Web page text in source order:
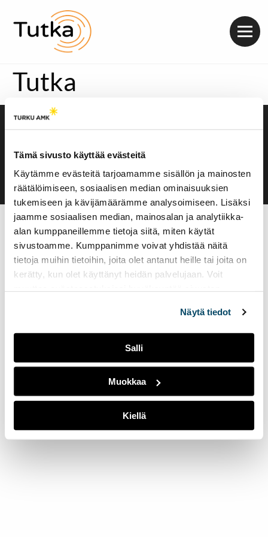
Tämä sivusto käyttää evästeitä
Käytämme evästeitä tarjoamamme sisällön ja mainosten
räätälöimiseen, sosiaalisen median ominaisuuksien
tukemiseen ja kävijämäärämme analysoimiseen. Lisäksi
jaamme sosiaalisen median, mainosalan ja analytiikka-
alan kumppaneillemme tietoja siitä, miten käytät
sivustoamme. Kumppanimme voivat yhdistää näitä
tietoja muihin tietoihin, joita olet antanut heille tai joita on
kerätty, kun olet käyttänyt heidän palvelujaan. Voit
Näytä tiedot
Salli
Muokkaa
Kiellä
Tutka
Saavutettavuusseloste